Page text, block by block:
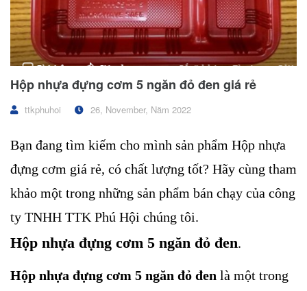
Hộp nhựa đựng cơm 5 ngăn đỏ đen giá rẻ
ttkphuhoi 26, November, Năm 2022
Bạn đang tìm kiếm cho mình sản phẩm Hộp nhựa
đựng cơm giá rẻ, có chất lượng tốt? Hãy cùng tham
khảo một trong những sản phẩm bán chạy của công
ty TNHH TTK Phú Hội chúng tôi.
Hộp nhựa đựng cơm 5 ngăn đỏ đen.
Hộp nhựa đựng cơm 5 ngăn đỏ đen là một trong